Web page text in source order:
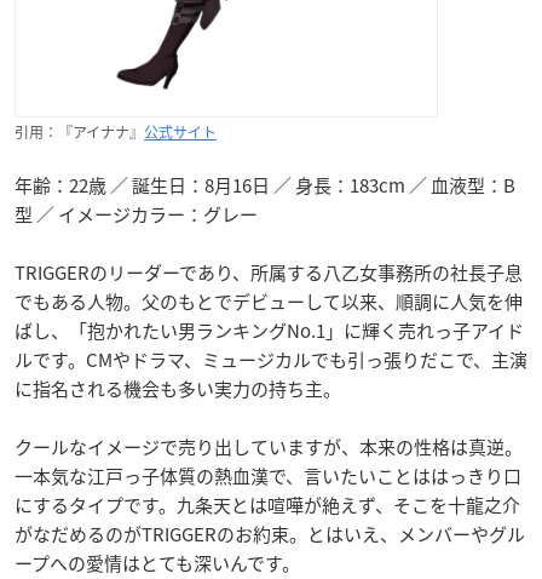
引用：『アイナナ』 公式サイト
年齢：22歳 ／ 誕生日：8月16日 ／ 身長：183cm ／ 血液型：B
型 ／ イメージカラー：グレー
TRIGGERのリーダーであり、所属する八乙女事務所の社長子息
でもある人物。父のもとでデビューして以来、順調に人気を伸
ばし、「抱かれたい男ランキングNo.1」に輝く売れっ子アイド
ルです。CMやドラマ、ミュージカルでも引っ張りだこで、主演
に指名される機会も多い実力の持ち主。
クールなイメージで売り出していますが、本来の性格は真逆。
一本気な江戸っ子体質の熱血漢で、言いたいことははっきり口
にするタイプです。九条天とは喧嘩が絶えず、そこを十龍之介
がなだめるのがTRIGGERのお約束。とはいえ、メンバーやグル
ープへの愛情はとても深いんです。